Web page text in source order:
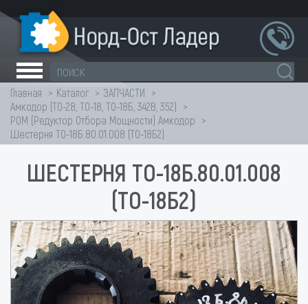
Главная Каталог
ЗАПЧАСТИ
Амкодор (ТО-28, ТО-18, ТО-18Б, 342В, 352)
РОМ (Редуктор Отбора Мощности) Амкодор
Шестерня ТО-18Б.80.01.008 (ТО-18Б2)
ШЕСТЕРНЯ ТО-18Б.80.01.008
(ТО-18Б2)